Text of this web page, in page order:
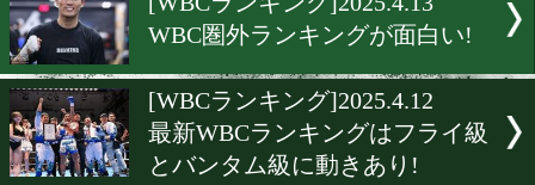
[WBAランキング]2025.5.1
ドネアがWBAバンタム級5
ランクイン! 必見
[WBOランキング]2025.4.28